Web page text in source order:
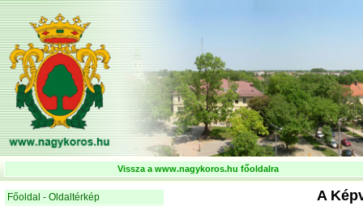
Vissza a www.nagykoros.hu főoldalra
Főoldal - Oldaltérkép
A